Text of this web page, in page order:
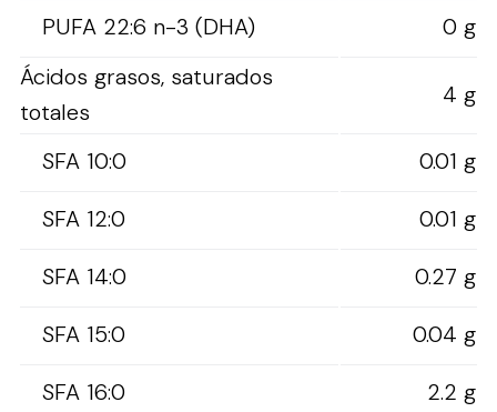
PUFA 22:6 n-3 (DHA)
0 g
Ácidos grasos, saturados
totales
4 g
SFA 10:0
0.01 g
SFA 12:0
0.01 g
SFA 14:0
0.27 g
SFA 15:0
0.04 g
SFA 16:0
2.2 g